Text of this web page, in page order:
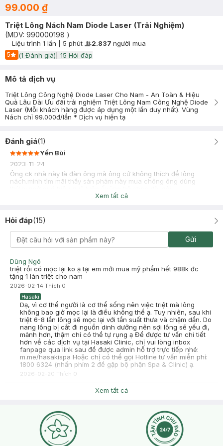
99.000 ₫
Triệt Lông Nách Nam Diode Laser (Trải Nghiệm)
(MDV: 990000198 )
Timer Gray Icon
Liệu trình 1 lần 5 phút User Product Icon
2.837 người mua
5
Start Icon
(1 Đánh giá) 15 Hỏi đáp
Mô tả dịch vụ
Triệt Lông Công Nghệ Diode Laser Cho Nam - An Toàn & Hiệu
Quả Lâu Dài Ưu đãi trải nghiệm Triệt Lông Nam Công Nghệ Diode
Laser (Mỗi khách hàng được áp dụng một lần duy nhất). Vùng
Nách chỉ 99.000đ/lần * Dịch vụ hiện tạ
Đánh giá(1)
Yến Bùi
2023-11-24
Ông ck nhà này là đàn ông mà ông cứ không thích để lông
nách.mình tìm mãi thấy sản phảm này mua chông ông dùng
Xem tất cả
Hỏi đáp(15)
Gửi
Dũng Ngô
triệt rồi có mọc lại ko ạ tại em mới mua mỹ phẩm hết 988k đc
tặng 1 làn triệt cho nam
2026-02-14 Thích 0
Hasaki
Dạ, vì cơ thể người là cơ thể sống nên việc triệt mà lông
không bao giờ mọc lại là điều không thể ạ. Tuy nhiên, sau khi
triệt 6-8 lần lông sẽ mọc lại với tần suất thưa và chậm dần. Do
nang lông bị cắt đi nguồn dinh dưỡng nên sợi lông sẽ yếu đi,
mảnh hơn, thậm chí có thể tự rụng ạ Để được tư vấn chi tiết
hơn về các dịch vụ tại Hasaki Clinic, chị vui lòng inbox
fanpage qua link sau để được admin hỗ trợ trực tiếp nhé:
m.me/hasakispa Hoặc chị có thể gọi Hotline tư vấn miễn phí:
1800 6324 (nhấn phím 2 để gặp bộ phận Spa & Clinic) ạ.
2026-02-20 Thích 0
Dạ chào chị Yến Nhi, Một lần triệt là cho cả 2 bên nách (trái
+ phải) chị nha. Mình có thể ghé chi nhánh để được trải
nghiệm dịch vụ ạ. Hasaki rất hân hạnh được phục vụ chị!
Xem tất cả